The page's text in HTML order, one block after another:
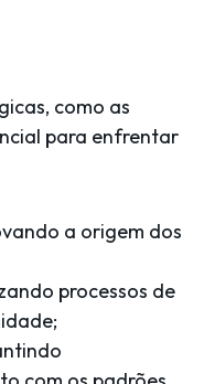
como as
para enfrentar
a origem dos
processos de